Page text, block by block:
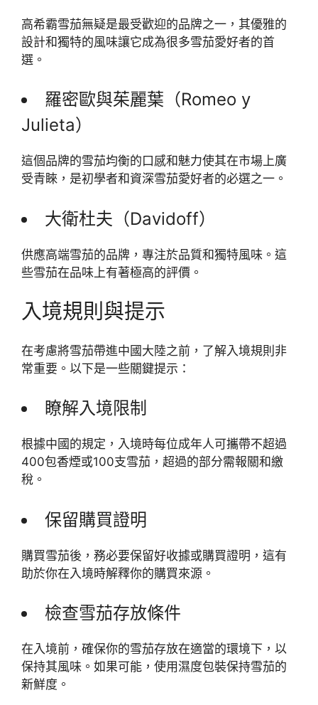
高希霸雪茄無疑是最受歡迎的品牌之一，其優雅的
設計和獨特的風味讓它成為很多雪茄愛好者的首
選。
羅密歐與茱麗葉（Romeo y
Julieta）
這個品牌的雪茄均衡的口感和魅力使其在市場上廣
受青睞，是初學者和資深雪茄愛好者的必選之一。
大衛杜夫（Davidoff）
供應高端雪茄的品牌，專注於品質和獨特風味。這
些雪茄在品味上有著極高的評價。
入境規則與提示
在考慮將雪茄帶進中國大陸之前，了解入境規則非
常重要。以下是一些關鍵提示：
瞭解入境限制
根據中國的規定，入境時每位成年人可攜帶不超過
400包香煙或100支雪茄，超過的部分需報關和繳
稅。
保留購買證明
購買雪茄後，務必要保留好收據或購買證明，這有
助於你在入境時解釋你的購買來源。
檢查雪茄存放條件
在入境前，確保你的雪茄存放在適當的環境下，以
保持其風味。如果可能，使用濕度包裝保持雪茄的
新鮮度。